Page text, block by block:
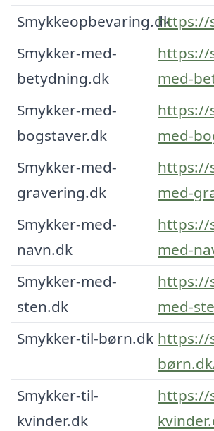
Smykkeopbevaring.dkhttps://
Smykker-med-
betydning.dk
https://
med-
Smykker-med-
bogstaver.dk
https://
med-
Smykker-med-
gravering.dk
https://
med-
Smykker-med-
navn.dk
https://
med-
Smykker-med-
sten.dk
https://
med-
Smykker-til-børn.dk https://
Smykker-til-
kvinder.dk
https://